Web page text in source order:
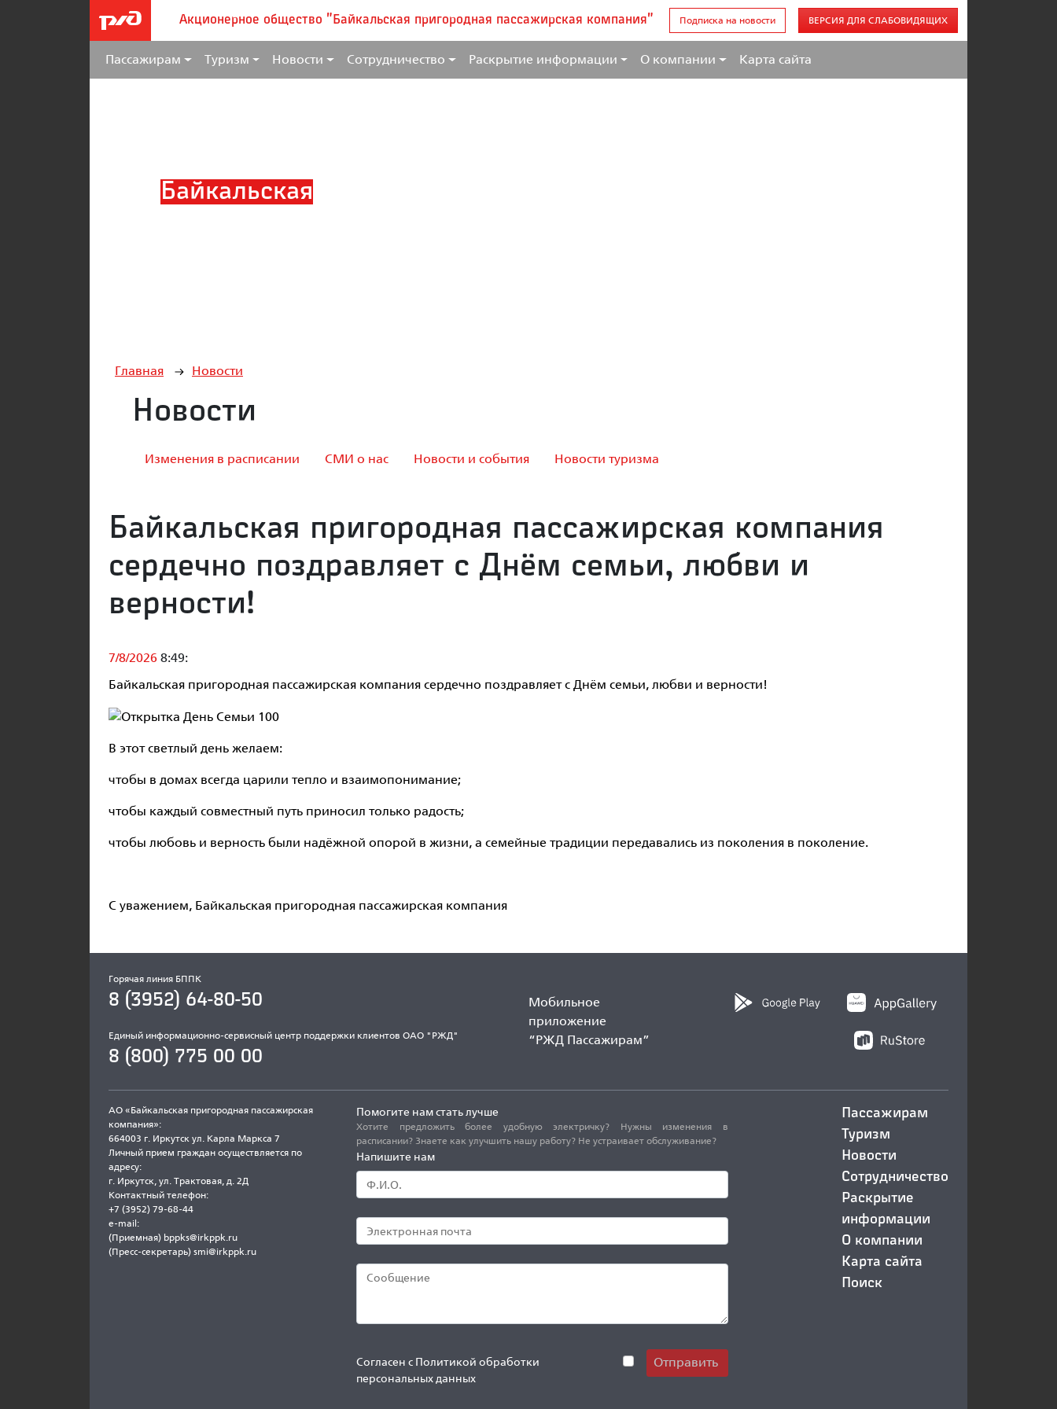
Акционерное общество "Байкальская пригородная пассажирская компания" Подписка на новости ВЕРСИЯ ДЛЯ СЛАБОВИДЯЩИХ
Пассажирам Туризм Новости Сотрудничество Раскрытие информации О компании Карта сайта
Байкальская
Главная Новости
Новости
Изменения в расписании СМИ о нас Новости и события Новости туризма
Байкальская пригородная пассажирская компания
сердечно поздравляет с Днём семьи, любви и
верности!
7/8/2026 8:49:
Байкальская пригородная пассажирская компания сердечно поздравляет с Днём семьи, любви и верности!
В этот светлый день желаем:
чтобы в домах всегда царили тепло и взаимопонимание;
чтобы каждый совместный путь приносил только радость;
чтобы любовь и верность были надёжной опорой в жизни, а семейные традиции передавались из поколения в поколение.
С уважением, Байкальская пригородная пассажирская компания
Горячая линия БППК
8 (3952) 64-80-50
Единый информационно-сервисный центр поддержки клиентов ОАО "РЖД"
8 (800) 775 00 00
Мобильное
приложение
“РЖД Пассажирам”
АО «Байкальская пригородная пассажирская
компания»:
664003 г. Иркутск ул. Карла Маркса 7
Личный прием граждан осуществляется по
адресу:
г. Иркутск, ул. Трактовая, д. 2Д
Контактный телефон:
+7 (3952) 79-68-44
e-mail:
(Приемная) bppks@irkppk.ru
(Пресс-секретарь) smi@irkppk.ru
Помогите нам стать лучше
Хотите предложить более удобную электричку? Нужны изменения в
расписании? Знаете как улучшить нашу работу? Не устраивает обслуживание?
Напишите нам
Согласен с Политикой обработки
персональных данных
Отправить
Пассажирам
Туризм
Новости
Сотрудничество
Раскрытие
информации
О компании
Карта сайта
Поиск